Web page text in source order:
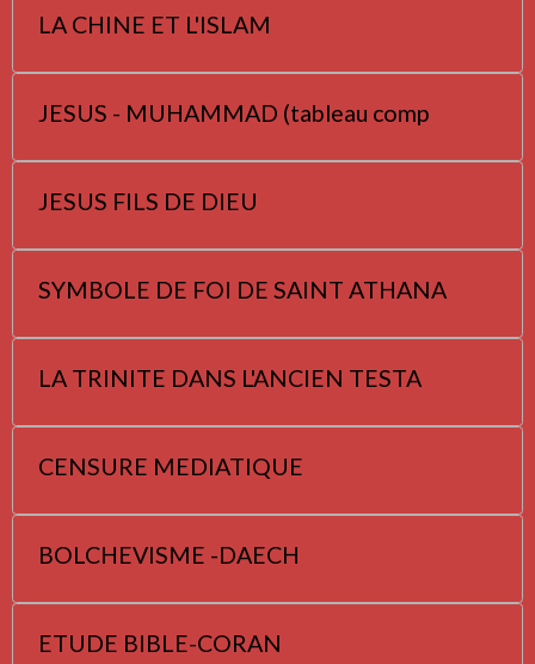
LA CHINE ET L'ISLAM
JESUS - MUHAMMAD (tableau comp
JESUS FILS DE DIEU
SYMBOLE DE FOI DE SAINT ATHANA
LA TRINITE DANS L'ANCIEN TESTA
CENSURE MEDIATIQUE
BOLCHEVISME -DAECH
ETUDE BIBLE-CORAN